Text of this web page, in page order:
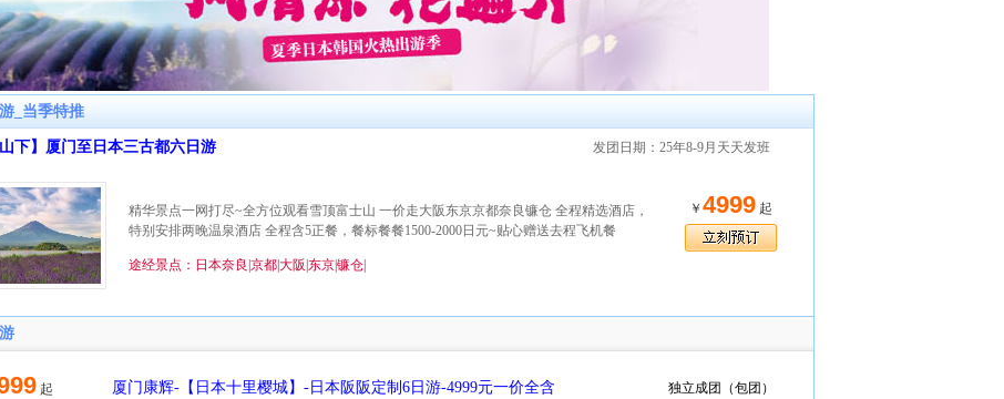
_当季特推
山下】厦门至日本三古都六日游 发团日期：25年8-9月天天发班
精华景点一网打尽~全方位观看雪顶富士山 一价走大阪东京京都奈良镰仓 全程精选酒店，
特别安排两晚温泉酒店 全程含5正餐，餐标餐餐1500-2000日元~贴心赠送去程飞机餐
￥ 4999起
途经景点：日本奈良|京都|大阪|东京|镰仓|
起 厦门康辉-【日本十里樱城】-日本阪阪定制6日游-4999元一价全含 独立成团（包团）